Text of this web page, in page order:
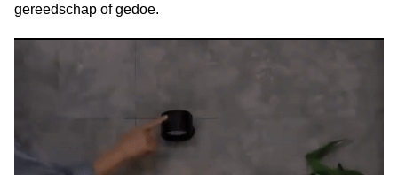
gereedschap of gedoe.